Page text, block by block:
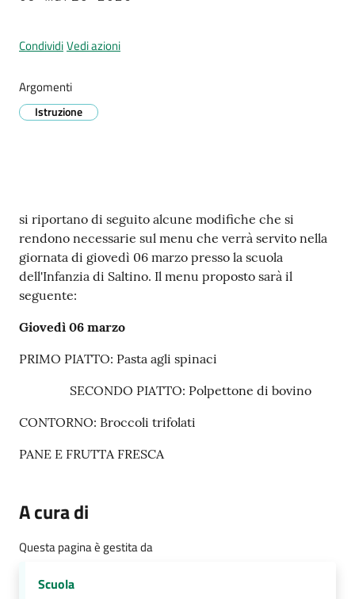
P
r
z
i
o
n
e
a
p
t
m
t
Street
CondividiVedi azioni
Argomenti
Istruzione
Contenuto
si riportano di seguito alcune modifiche che si
rendono necessarie sul menu che verrà servito nella
giornata di giovedì 06 marzo presso la scuola
dell'Infanzia di Saltino. Il menu proposto sarà il
seguente:
Giovedì 06 marzo
PRIMO PIATTO: Pasta agli spinaci
SECONDO PIATTO: Polpettone di bovino
CONTORNO: Broccoli trifolati
PANE E FRUTTA FRESCA
A cura di
Questa pagina è gestita da
Scuola